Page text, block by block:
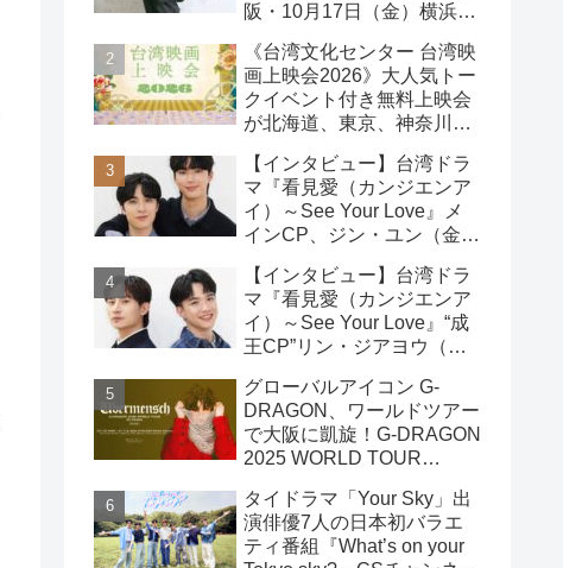
阪・10月17日（金）横浜に
ング開催！
《台湾文化センター 台湾映
画上映会2026》大人気トー
クイベント付き無料上映会
が北海道、東京、神奈川、
決定!
【インタビュー】台湾ドラ
マ『看見愛（カンジエンア
イ）～See Your Love』メ
インCP、ジン・ユン（金
宇）インタビュー
【インタビュー】台湾ドラ
マ『看見愛（カンジエンア
イ）～See Your Love』“成
王CP”リン・ジアヨウ（林
（林詠傑）インタビュー
グローバルアイコン G-
DRAGON、ワールドツアー
で大阪に凱旋！G-DRAGON
2025 WORLD TOUR
ENCORE 9月23日(火・
祝)18:00よりファンクラブ
先行受付開始！！
タイドラマ「Your Sky」出
演俳優7人の日本初バラエ
ティ番組『What’s on your